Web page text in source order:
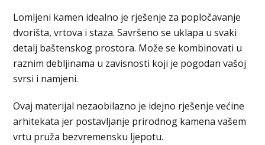
Lomljeni kamen idealno je rješenje za popločavanje
dvorišta, vrtova i staza. Savršeno se uklapa u svaki
detalj baštenskog prostora. Može se kombinovati u
raznim debljinama u zavisnosti koji je pogodan vašoj
svrsi i namjeni.
Ovaj materijal nezaobilazno je idejno rješenje većine
arhitekata jer postavljanje prirodnog kamena vašem
vrtu pruža bezvremensku ljepotu.